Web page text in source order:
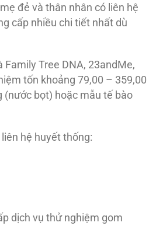
đẻ và thân nhân có liên hệ
cấp nhiều chi tiết nhất dù
Family Tree DNA, 23andMe,
tốn khoảng 79,00 – 359,00
(nước bọt) hoặc mẫu tế bào
hệ huyết thống:
dịch vụ thử nghiệm gom